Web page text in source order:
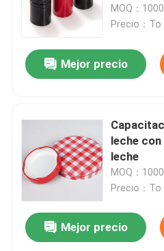
29mm
MOQ：
Precio：
Mejor precio
leche
leche
MOQ：
Precio：
Mejor precio